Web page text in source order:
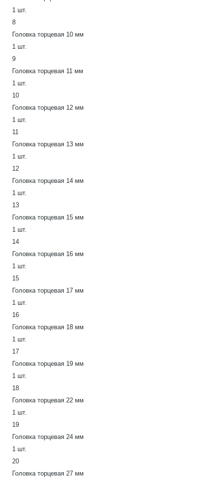
1 шт.
8
Головка торцевая 10 мм
1 шт.
9
Головка торцевая 11 мм
1 шт.
10
Головка торцевая 12 мм
1 шт.
11
Головка торцевая 13 мм
1 шт.
12
Головка торцевая 14 мм
1 шт.
13
Головка торцевая 15 мм
1 шт.
14
Головка торцевая 16 мм
1 шт.
15
Головка торцевая 17 мм
1 шт.
16
Головка торцевая 18 мм
1 шт.
17
Головка торцевая 19 мм
1 шт.
18
Головка торцевая 22 мм
1 шт.
19
Головка торцевая 24 мм
1 шт.
20
Головка торцевая 27 мм